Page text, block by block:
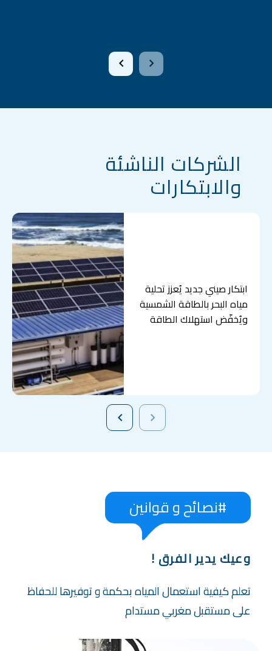
الشركات الناشئة
والابتكارات
ابتكار صيني جديد يُعزز تحلية
مياه البحر بالطاقة الشمسية
ويُخفّض استهلاك الطاقة
#نصائح و قوانين
وعيك يدير الفرق !
تعلم كيفية استعمال المياه بحكمة و توفيرها للحفاظ
على مستقبل مغربي مستدام